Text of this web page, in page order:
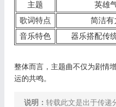
主题
英雄
歌词特点
简洁有
音乐特色
器乐搭配传
整体而言，主题曲不仅为剧情
运的共鸣。
说明： 转载此文是出于传递